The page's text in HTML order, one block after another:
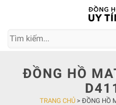
ĐỒNG HỒ
TRANG CHỦ> ĐỒNG HỒ